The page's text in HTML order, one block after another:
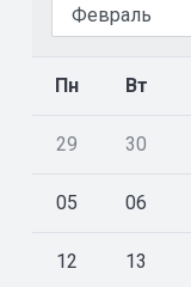
Пн Вт
29 30
05 06
12 13